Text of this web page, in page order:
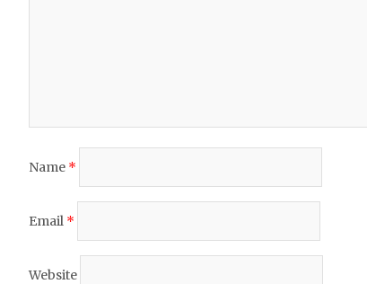
Name *
Email *
Website